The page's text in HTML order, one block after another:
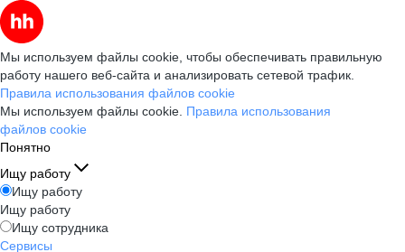
Мы используем файлы cookie, чтобы обеспечивать правильную
работу нашего веб-сайта и анализировать сетевой трафик.
Правила использования файлов cookie
Мы используем файлы cookie. Правила использования
файлов cookie
Понятно
Ищу работу
Ищу работу
Ищу работу
Ищу сотрудника
Сервисы